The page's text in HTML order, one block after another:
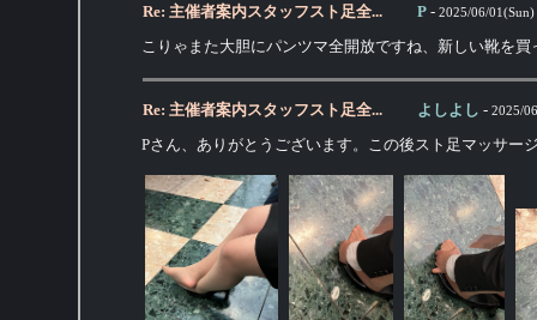
Re: 主催者案内スタッフスト足全... P - 2025/06/
こりゃまた大胆にパンツマ全開放ですね、新しい靴を
Re: 主催者案内スタッフスト足全... よしよし - 2025/
Pさん、ありがとうございます。この後スト足マッサー